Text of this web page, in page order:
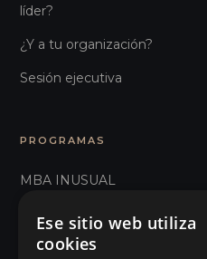
líder?
¿Y a tu organización?
Sesión ejecutiva
PROGRAMAS
MBA INUSUAL
Humanos con Recursos
Comunicación e
Ese sitio web utiliza
cookies